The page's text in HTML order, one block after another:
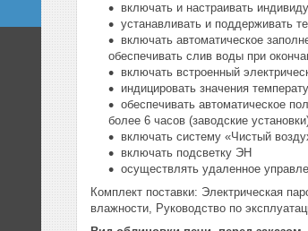
включать и настраивать
устанавливать и поддерживать
включать автоматическое
обеспечивать слив воды при
включать встроенный
индицировать значения
обеспечивать автоматическое
более 6 часов (заводские
включать систему «Чистый
включать подсветку ЭН
осуществлять удаленное
Комплект поставки: Электрическая
влажности, Руководство по